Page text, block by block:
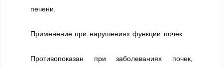
печени.
Применение при нарушениях функции почек
Противопоказан при заболеваниях почек,